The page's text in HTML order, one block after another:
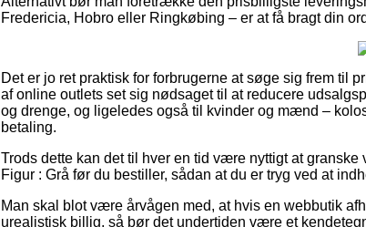
Fredericia, Hobro eller Ringkøbing – er at få bragt din
Det er jo ret praktisk for forbrugerne at søge sig frem til
af online outlets set sig nødsaget til at reducere
og drenge, og ligeledes også til kvinder og mænd –
betaling.
Trods dette kan det til hver en tid være nyttigt at
Figur : Grå før du bestiller, sådan at du er tryg ved at
Man skal blot være årvågen med, at hvis en webbutik
urealistisk billig, så bør det undertiden være et